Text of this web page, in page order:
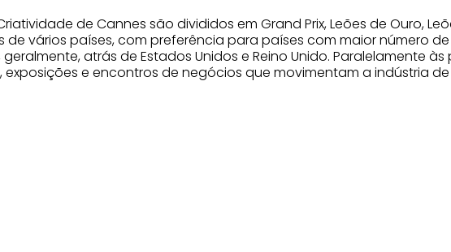
de Cannes são divididos em Grand Prix, Leões de Ouro,
vários países, com preferência para países com maior número
atrás de Estados Unidos e Reino Unido. Paralelamente
e encontros de negócios que movimentam a indústria